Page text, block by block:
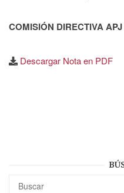
COMISIÓN DIRECTIVA
Descargar Nota en PDF